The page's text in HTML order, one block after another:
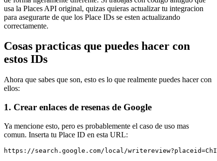
usa la Places API original, quizas quieras actualizar tu integracion
para asegurarte de que los Place IDs se esten actualizando
correctamente.
Cosas practicas que puedes hacer con
estos IDs
Ahora que sabes que son, esto es lo que realmente puedes hacer con
ellos:
1. Crear enlaces de resenas de Google
Ya mencione esto, pero es probablemente el caso de uso mas
comun. Inserta tu Place ID en esta URL:
https://search.google.com/local/